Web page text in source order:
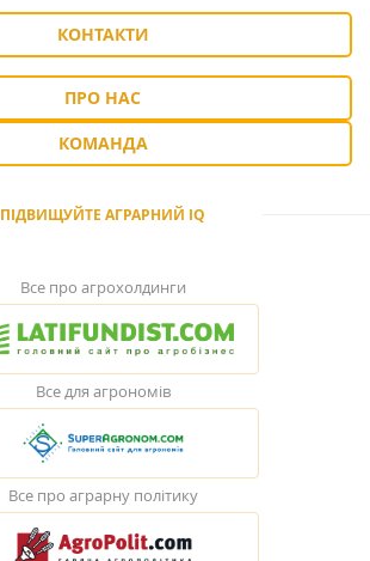
КОНТАКТИ
ПРО НАС
КОМАНДА
ПІДВИЩУЙТЕ АГРАРНИЙ IQ
Все про агрохолдинги
Все для агрономів
Все про аграрну політику